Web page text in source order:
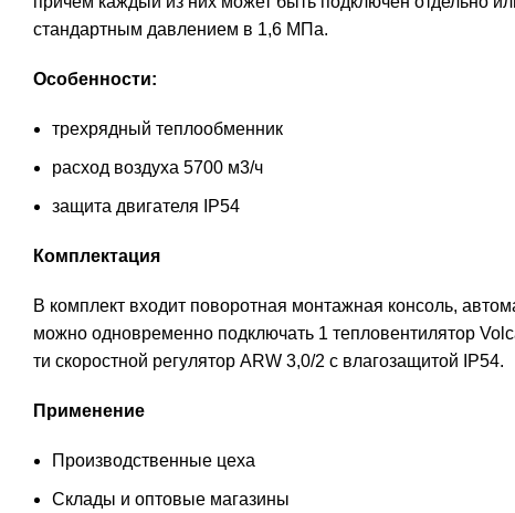
стандартным давлением в 1,6 МПа.
Особенности:
трехрядный теплообменник
расход воздуха 5700 м3/ч
защита двигателя IP54
Комплектация
В комплект входит поворотная монтажная консоль,
можно одновременно подключать 1 тепловентилятор
ти скоростной регулятор ARW 3,0/2 с влагозащитой IP54.
Применение
Производственные цеха
Склады и оптовые магазины